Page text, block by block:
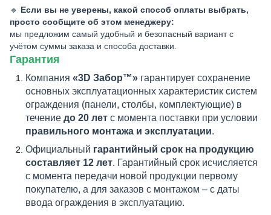
🔹 Если вы не уверены, какой способ оплаты выбрать,
просто сообщите об этом менеджеру:
мы предложим самый удобный и безопасный вариант с
учётом суммы заказа и способа доставки.
Гарантия
Компания «3D Забор™» гарантирует сохранение
основных эксплуатационных характеристик систем
ограждения (панели, столбы, комплектующие) в
течение до 20 лет с момента поставки при условии
правильного монтажа и эксплуатации.
Официальный гарантийный срок на продукцию
составляет 12 лет. Гарантийный срок исчисляется
с момента передачи новой продукции первому
покупателю, а для заказов с монтажом – с даты
ввода ограждения в эксплуатацию.